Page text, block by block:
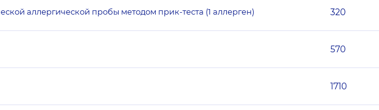
аллергической пробы методом прик-теста (1 аллерген) 320
570
1710